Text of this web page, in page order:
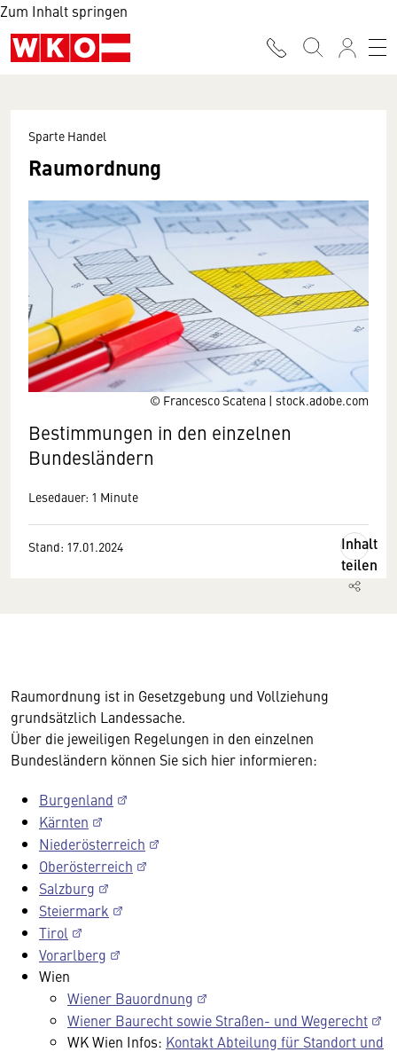
Zum Inhalt springen
© Francesco Scatena | stock.adobe.com
Sparte Handel
Raumordnung
Bestimmungen in den einzelnen
Bundesländern
Lesedauer: 1 Minute
Stand: 17.01.2024
Inhalt
teilen
Raumordnung ist in Gesetzgebung und Vollziehung
grundsätzlich Landessache.
Über die jeweiligen Regelungen in den einzelnen
Bundesländern können Sie sich hier informieren:
Burgenland
Kärnten
Niederösterreich
Oberösterreich
Salzburg
Steiermark
Tirol
Vorarlberg
Wien
Wiener Bauordnung
Wiener Baurecht sowie Straßen- und Wegerecht
WK Wien Infos: Kontakt Abteilung für Standort und